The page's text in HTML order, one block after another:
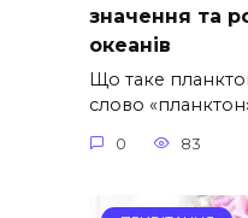
значення та
океанів
Що таке
слово
0 83